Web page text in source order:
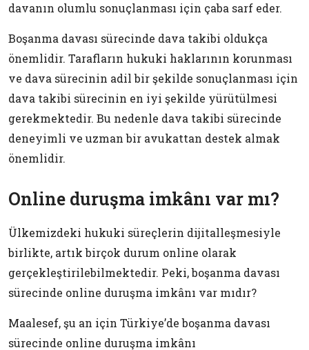
davanın olumlu sonuçlanması için çaba sarf eder.
Boşanma davası sürecinde dava takibi oldukça
önemlidir. Tarafların hukuki haklarının korunması
ve dava sürecinin adil bir şekilde sonuçlanması için
dava takibi sürecinin en iyi şekilde yürütülmesi
gerekmektedir. Bu nedenle dava takibi sürecinde
deneyimli ve uzman bir avukattan destek almak
önemlidir.
Online duruşma imkânı var mı?
Ülkemizdeki hukuki süreçlerin dijitalleşmesiyle
birlikte, artık birçok durum online olarak
gerçekleştirilebilmektedir. Peki, boşanma davası
sürecinde online duruşma imkânı var mıdır?
Maalesef, şu an için Türkiye’de boşanma davası
sürecinde online duruşma imkânı